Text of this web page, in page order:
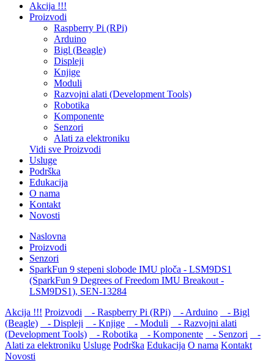
Akcija !!!
Proizvodi
Raspberry Pi (RPi)
Arduino
Bigl (Beagle)
Displеji
Knjige
Moduli
Razvojni alati (Development Tools)
Robotika
Komponente
Senzori
Alati za elektroniku
Vidi sve Proizvodi
Usluge
Podrška
Edukacija
O nama
Kontakt
Novosti
Naslovna
Proizvodi
Senzori
SparkFun 9 stepeni slobode IMU ploča - LSM9DS1
(SparkFun 9 Degrees of Freedom IMU Breakout -
LSM9DS1), SEN-13284
Akcija !!! Proizvodi - Raspberry Pi (RPi) - Arduino
- Bigl
(Beagle)
- Displеji - Knjige - Moduli
- Razvojni alati
(Development Tools)
- Robotika - Komponente - Senzori
-
Alati za elektroniku Usluge Podrška Edukacija O nama Kontakt
Novosti